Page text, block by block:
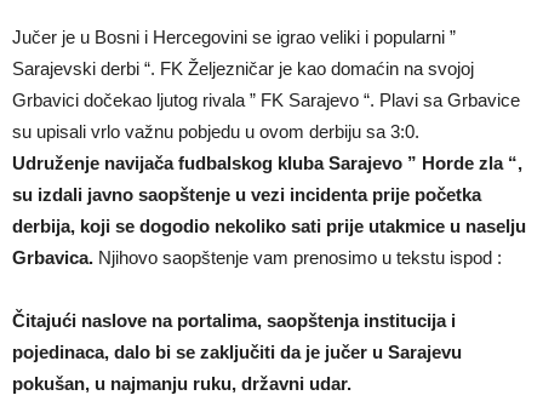
Jučer je u Bosni i Hercegovini se igrao veliki i popularni ”
Sarajevski derbi “. FK Željezničar je kao domaćin na svojoj
Grbavici dočekao ljutog rivala ” FK Sarajevo “. Plavi sa Grbavice
su upisali vrlo važnu pobjedu u ovom derbiju sa 3:0.
Udruženje navijača fudbalskog kluba Sarajevo ” Horde zla “,
su izdali javno saopštenje u vezi incidenta prije početka
derbija, koji se dogodio nekoliko sati prije utakmice u naselju
Grbavica. Njihovo saopštenje vam prenosimo u tekstu ispod :
Čitajući naslove na portalima, saopštenja institucija i
pojedinaca, dalo bi se zaključiti da je jučer u Sarajevu
pokušan, u najmanju ruku, državni udar.